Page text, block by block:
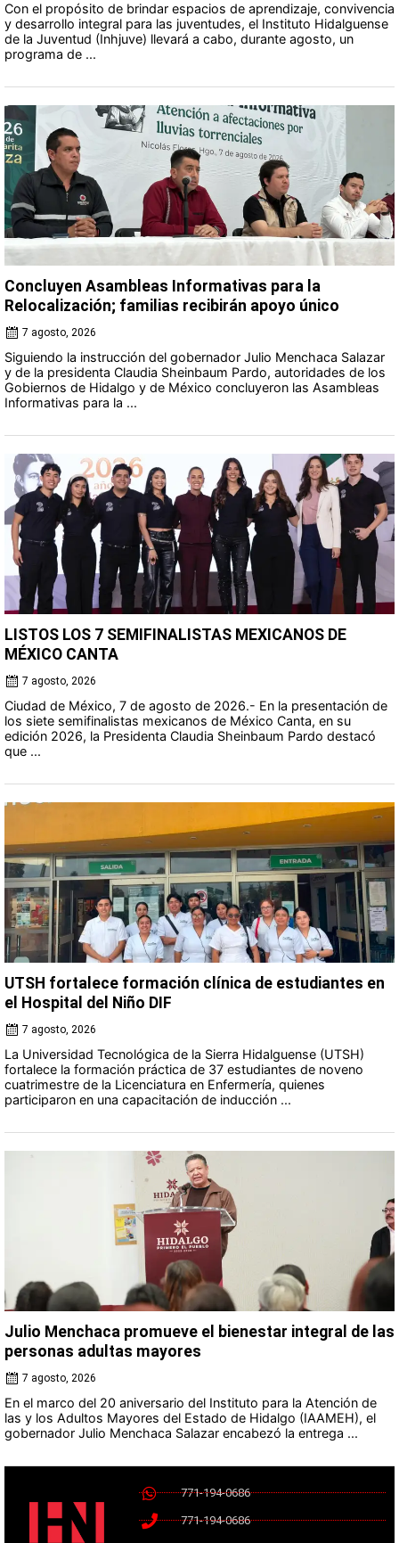
Con el propósito de brindar espacios de aprendizaje, convivencia
y desarrollo integral para las juventudes, el Instituto Hidalguense
de la Juventud (Inhjuve) llevará a cabo, durante agosto, un
programa de ...
Concluyen Asambleas Informativas para la
Relocalización; familias recibirán apoyo único
7 agosto, 2026
Siguiendo la instrucción del gobernador Julio Menchaca Salazar
y de la presidenta Claudia Sheinbaum Pardo, autoridades de los
Gobiernos de Hidalgo y de México concluyeron las Asambleas
Informativas para la ...
LISTOS LOS 7 SEMIFINALISTAS MEXICANOS DE
MÉXICO CANTA
7 agosto, 2026
Ciudad de México, 7 de agosto de 2026.- En la presentación de
los siete semifinalistas mexicanos de México Canta, en su
edición 2026, la Presidenta Claudia Sheinbaum Pardo destacó
que ...
UTSH fortalece formación clínica de estudiantes en
el Hospital del Niño DIF
7 agosto, 2026
La Universidad Tecnológica de la Sierra Hidalguense (UTSH)
fortalece la formación práctica de 37 estudiantes de noveno
cuatrimestre de la Licenciatura en Enfermería, quienes
participaron en una capacitación de inducción ...
Julio Menchaca promueve el bienestar integral de las
personas adultas mayores
7 agosto, 2026
En el marco del 20 aniversario del Instituto para la Atención de
las y los Adultos Mayores del Estado de Hidalgo (IAAMEH), el
gobernador Julio Menchaca Salazar encabezó la entrega ...
771-194-0686
771-194-0686